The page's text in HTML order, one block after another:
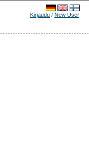
Kirjaudu / New User